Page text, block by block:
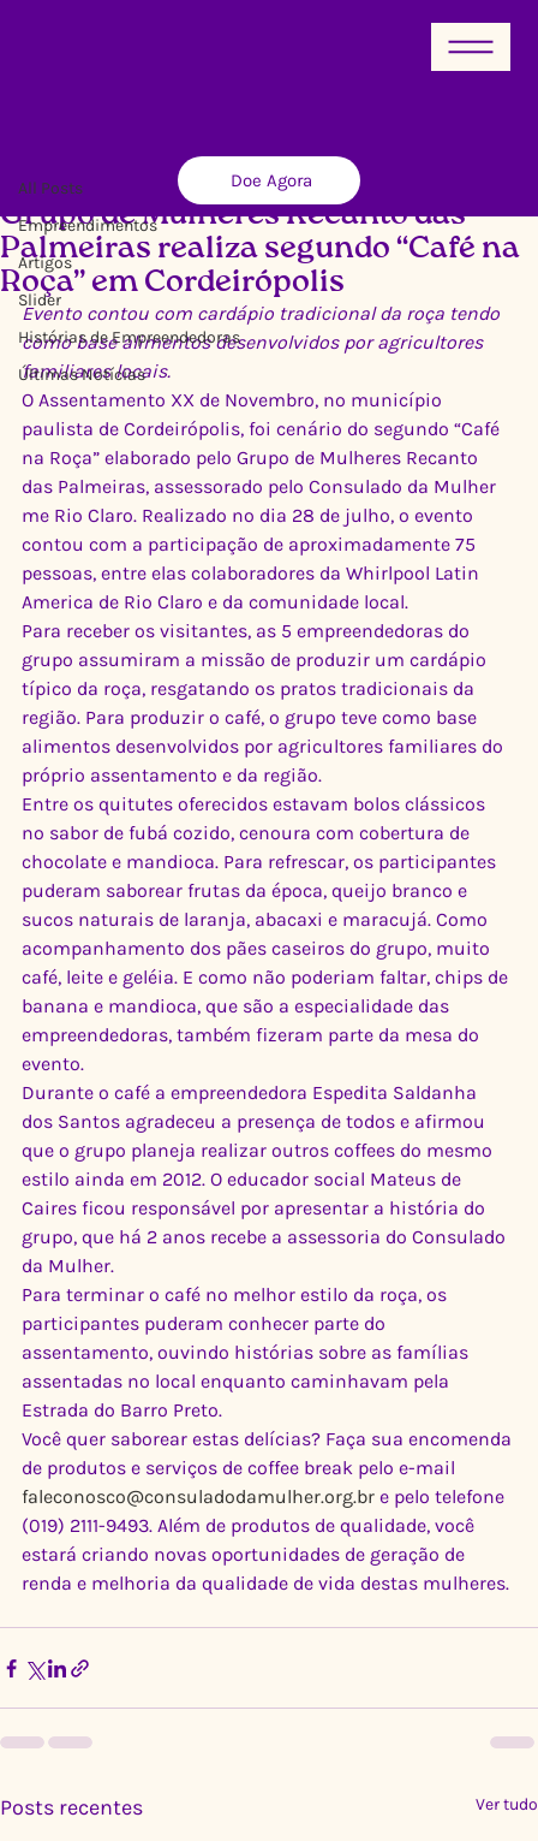
Doe Agora
All Posts
Empreendimentos
Artigos
Slider
Histórias de Empreendedoras
Últimas Notícias
Grupo de Mulheres Recanto das
Palmeiras realiza segundo “Café na
Roça” em Cordeirópolis
Ricardo Xavier 10 de ago. de 2012 2 min de leitura
Evento contou com cardápio tradicional da roça tendo
como base alimentos desenvolvidos por agricultores
familiares locais.
O Assentamento XX de Novembro, no município
paulista de Cordeirópolis, foi cenário do segundo “Café
na Roça” elaborado pelo Grupo de Mulheres Recanto
das Palmeiras, assessorado pelo Consulado da Mulher
me Rio Claro. Realizado no dia 28 de julho, o evento
contou com a participação de aproximadamente 75
pessoas, entre elas colaboradores da Whirlpool Latin
America de Rio Claro e da comunidade local.
Para receber os visitantes, as 5 empreendedoras do
grupo assumiram a missão de produzir um cardápio
típico da roça, resgatando os pratos tradicionais da
região. Para produzir o café, o grupo teve como base
alimentos desenvolvidos por agricultores familiares do
próprio assentamento e da região.
Entre os quitutes oferecidos estavam bolos clássicos
no sabor de fubá cozido, cenoura com cobertura de
chocolate e mandioca. Para refrescar, os participantes
puderam saborear frutas da época, queijo branco e
sucos naturais de laranja, abacaxi e maracujá. Como
acompanhamento dos pães caseiros do grupo, muito
café, leite e geléia. E como não poderiam faltar, chips de
banana e mandioca, que são a especialidade das
empreendedoras, também fizeram parte da mesa do
evento.
Durante o café a empreendedora Espedita Saldanha
dos Santos agradeceu a presença de todos e afirmou
que o grupo planeja realizar outros coffees do mesmo
estilo ainda em 2012. O educador social Mateus de
Caires ficou responsável por apresentar a história do
grupo, que há 2 anos recebe a assessoria do Consulado
da Mulher.
Para terminar o café no melhor estilo da roça, os
participantes puderam conhecer parte do
assentamento, ouvindo histórias sobre as famílias
assentadas no local enquanto caminhavam pela
Estrada do Barro Preto.
Você quer saborear estas delícias? Faça sua encomenda
de produtos e serviços de coffee break pelo e-mail
faleconosco@consuladodamulher.org.br e pelo telefone
(019) 2111-9493. Além de produtos de qualidade, você
estará criando novas oportunidades de geração de
renda e melhoria da qualidade de vida destas mulheres.
Posts recentes Ver tudo